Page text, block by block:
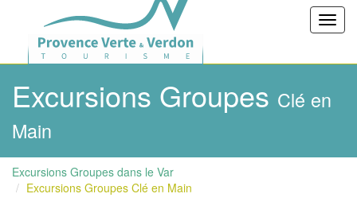
Excursions Groupes Clé en
Main
Excursions Groupes dans le Var
Excursions Groupes Clé en Main